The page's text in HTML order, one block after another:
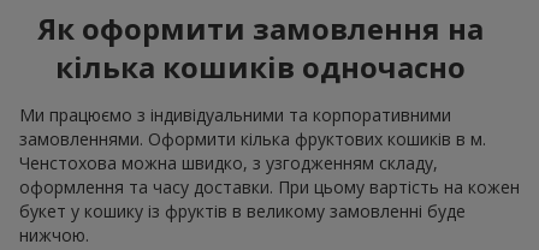
Як оформити замовлення на
кілька кошиків одночасно
Ми працюємо з індивідуальними та корпоративними
замовленнями. Оформити кілька фруктових кошиків в м.
Ченстохова можна швидко, з узгодженням складу,
оформлення та часу доставки. При цьому вартість на кожен
букет у кошику із фруктів в великому замовленні буде
нижчою.